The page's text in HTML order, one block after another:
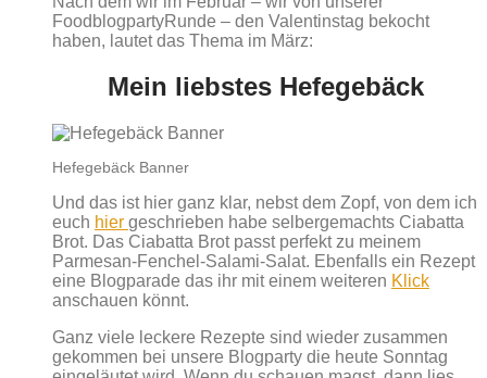
FoodblogpartyRunde – den Valentinstag bekocht
haben, lautet das Thema im März:
Mein liebstes Hefegebäck
Hefegebäck Banner
Und das ist hier ganz klar, nebst dem Zopf, von dem ich
euch hier geschrieben habe selbergemachts Ciabatta
Brot. Das Ciabatta Brot passt perfekt zu meinem
Parmesan-Fenchel-Salami-Salat. Ebenfalls ein Rezept
eine Blogparade das ihr mit einem weiteren Klick
anschauen könnt.
Ganz viele leckere Rezepte sind wieder zusammen
gekommen bei unsere Blogparty die heute Sonntag